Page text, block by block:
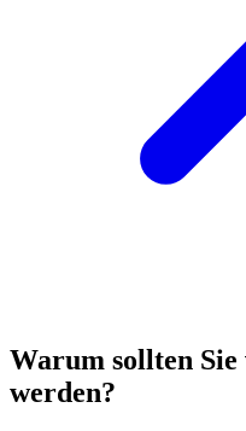
Warum sollten
werden?